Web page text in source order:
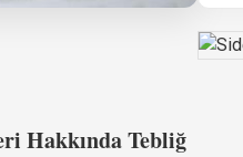
Hakkında Tebliğ